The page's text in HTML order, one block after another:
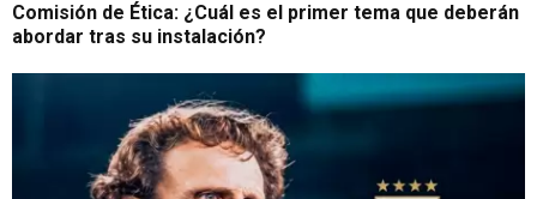
Comisión de Ética: ¿Cuál es el primer tema que deberán
abordar tras su instalación?